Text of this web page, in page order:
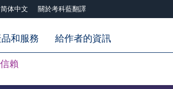
简体中文 關於考科藍翻譯
賴
和服務 給作者的資訊